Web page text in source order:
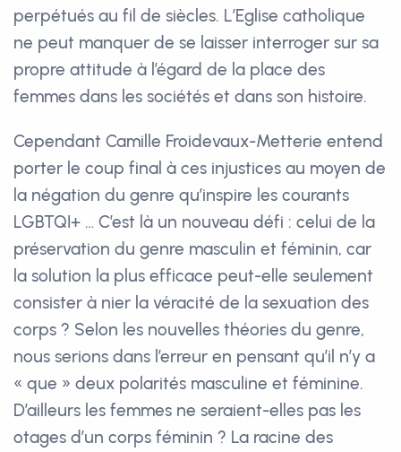
perpétués au fil de siècles. L’Eglise catholique
ne peut manquer de se laisser interroger sur sa
propre attitude à l’égard de la place des
femmes dans les sociétés et dans son histoire.
Cependant Camille Froidevaux-Metterie entend
porter le coup final à ces injustices au moyen de
la négation du genre qu’inspire les courants
LGBTQI+ … C’est là un nouveau défi : celui de la
préservation du genre masculin et féminin, car
la solution la plus efficace peut-elle seulement
consister à nier la véracité de la sexuation des
corps ? Selon les nouvelles théories du genre,
nous serions dans l’erreur en pensant qu’il n’y a
« que » deux polarités masculine et féminine.
D’ailleurs les femmes ne seraient-elles pas les
otages d’un corps féminin ? La racine des